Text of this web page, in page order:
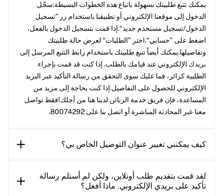
يمكنك تتبع طلبيتك بسهولة باتباع هذه الخطوات البسيطة:سجّل
الدخول إلى موقعنا الإلكتروني أو تطبيقنا باستخدام زر ”تسجيل
الدخول/تسجيل مستخدم جديد“.إذا قمت بتسجيل الدخول بالفعل،
اضغط على ”حسابي“.اختر ”الطلبات“ لعرض حالة طلبيتك
وتفاصيلها.يمكنك أيضاً تتبع طلبيتك باستخدام رابط التتبع المرسل إلى
بريدك الإلكتروني عند قيامك بالطلب. إذا كنت قد قمت بإجراء
الطلبية كزائر، فما عليك سوى التحقق من رسالة التأكيد عبر البريد
الإلكتروني للحصول على التفاصيل.إذا كنت بحاجة إلى مزيد من
المساعدة، فإن فريق خدمة الزبائن لدينا هنا من أجلك!فقط تواصل
معنا عبر المحادثة المباشرة أو اتصل بنا على 80074292.
كيف يمكنني تغيير عنوان التوصيل الخاص بي؟
لقد قمت بتقديم طلب أونلاين، ولكن لم أستلم رسالة
تأكيد على بريدي الإلكتروني. ماذا أفعل؟